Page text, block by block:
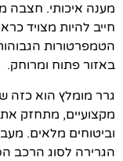
מענה איכותי. חצבה
חייב להיות מצויד
הטמפרטורות
באזור פתוח ומרוחק.
גרר מומלץ הוא כזה
מקצועיים, מתחזק את
וביטוחים מלאים.
הגרירה לסוג הרכב